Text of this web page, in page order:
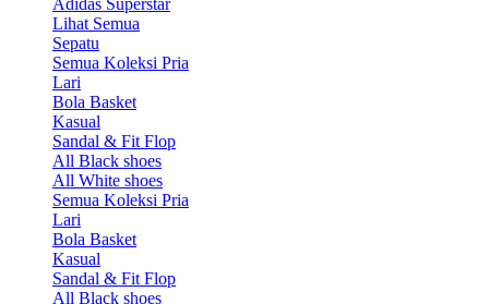
Lihat Semua
Sepatu
Semua Koleksi Pria
Lari
Bola Basket
Kasual
Sandal & Fit Flop
All Black shoes
All White shoes
Semua Koleksi Pria
Lari
Bola Basket
Kasual
Sandal & Fit Flop
All Black shoes